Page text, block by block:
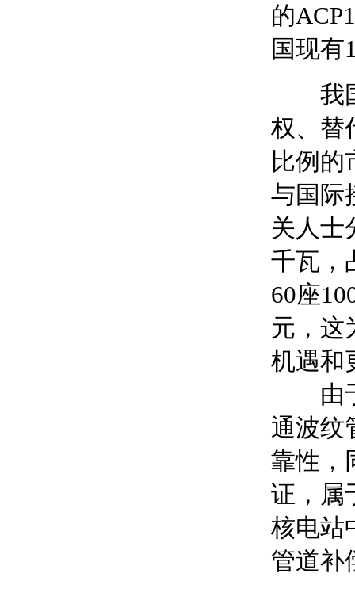
的
国现有
我国
权、替
比例的
与国际
关人士
千瓦，
60座
元，这
机遇和
由于
通波纹
靠性，
证，属
核电站
管道补